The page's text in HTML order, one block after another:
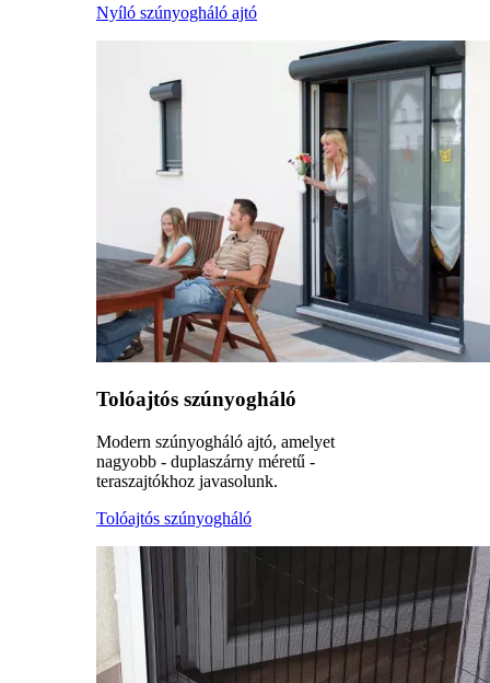
Nyíló szúnyogháló ajtó
Tolóajtós szúnyogháló
Modern szúnyogháló ajtó, amelyet
nagyobb - duplaszárny méretű -
teraszajtókhoz javasolunk.
Tolóajtós szúnyogháló